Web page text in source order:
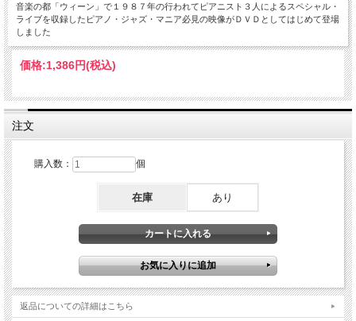
音楽の都「ウィーン」で１９８７年の行われてピアニスト３人によるスペシャル・
ライブを収録したピアノ・ジャズ・マニア必見の映像がＤＶＤとしてはじめて登場
しました
価格:1,386円(税込)
注文
購入数： 個
在庫 あり
返品についての詳細はこちら